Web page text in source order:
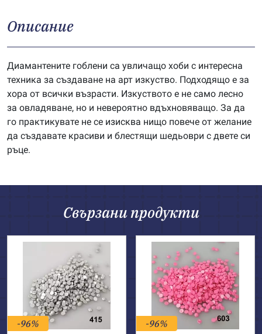
Описание
Диамантените гоблени са увличащо хоби с интересна
техника за създаване на арт изкуство. Подходящо е за
хора от всички възрасти. Изкуството е не само лесно
за овладяване, но и невероятно вдъхновяващо. За да
го практикувате не се изисква нищо повече от желание
да създавате красиви и блестящи шедьоври с двете си
ръце.
Свързани продукти
-96% -96%